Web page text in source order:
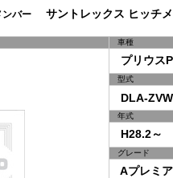
バー サントレックス ヒッチ
車種
プリウス
型式
DLA-
年式
H28.2～
グレード
Aプレミ